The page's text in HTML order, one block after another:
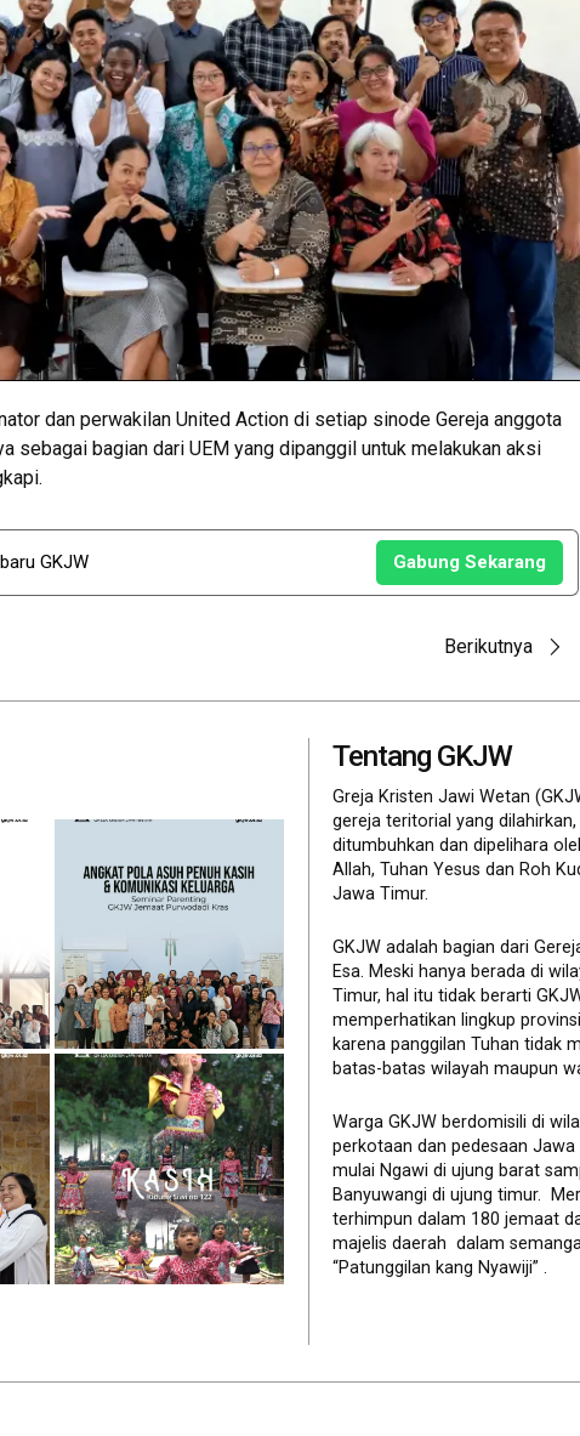
dan perwakilan United Action di setiap sinode Gereja anggota
sebagai bagian dari UEM yang dipanggil untuk melakukan aksi
GKJW Gabung Sekarang
Berikutnya
Tentang GKJW
Greja Kristen Jawi Wetan
gereja teritorial yang dilahirkan,
ditumbuhkan dan dipelihara
Allah, Tuhan Yesus dan Roh
Jawa Timur.
GKJW adalah bagian dari
Esa. Meski hanya berada di
Timur, hal itu tidak berarti
memperhatikan lingkup
karena panggilan Tuhan tidak
batas-batas wilayah maupun
Warga GKJW berdomisili di
perkotaan dan pedesaan Jawa
mulai Ngawi di ujung barat
Banyuwangi di ujung timur.
terhimpun dalam 180 jemaat
majelis daerah dalam
“Patunggilan kang Nyawiji” .